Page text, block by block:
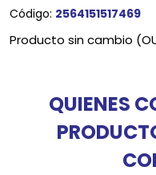
Código: 2564151517469
Producto sin cambio
QUIENES